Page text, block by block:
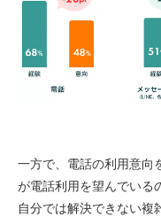
一方で、電話の利用意向
が電話利用を望んでいる
自分では解決できない複